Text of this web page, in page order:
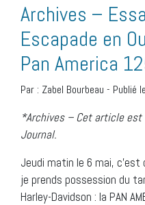
Archives –
Escapade en
Pan America
Par : Zabel Bourbeau - Publié
*Archives – Cet article
Journal.
Jeudi matin le 6 mai,
je prends possession du
Harley-Davidson : la PAN